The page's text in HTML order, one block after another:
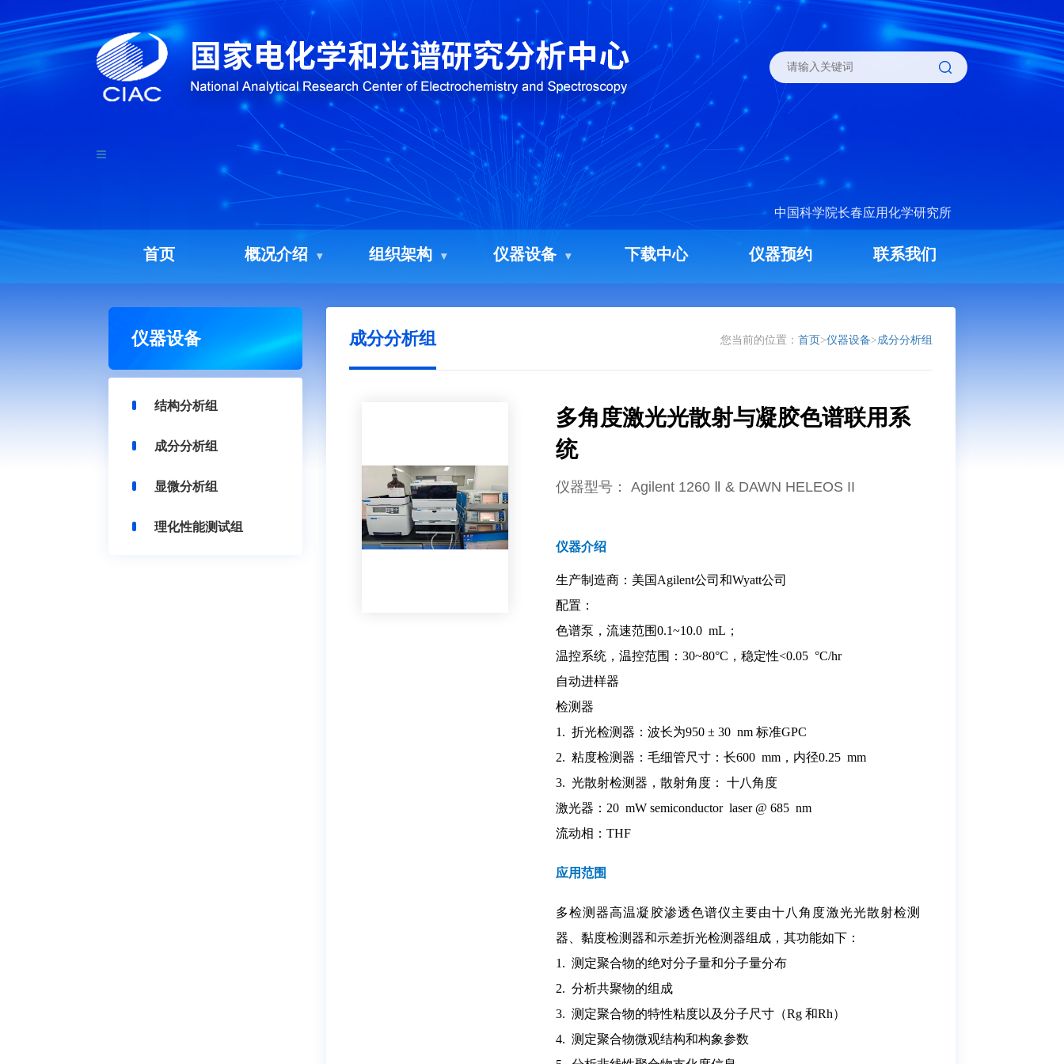
中国科学院长春应用化学研究所
首页 概况介绍 组织架构 仪器设备 下载中心 仪器预约 联系我们
仪器设备
结构分析组
成分分析组
显微分析组
理化性能测试组
成分分析组 您当前的位置： 首页>仪器设备>成分分析组
多角度激光光散射与凝胶色谱联用系
统
仪器型号 ： Agilent 1260 Ⅱ & DAWN HELEOS II
仪器介绍
生产制造商：美国Agilent公司和Wyatt公司
配置：
色谱泵，流速范围0.1~10.0 mL；
温控系统，温控范围：30~80°C，稳定性<0.05 °C/hr
自动进样器
检测器
1. 折光检测器：波长为950 ± 30 nm 标准GPC
2. 粘度检测器：毛细管尺寸：长600 mm，内径0.25 mm
3. 光散射检测器，散射角度： 十八角度
激光器：20 mW semiconductor laser @ 685 nm
流动相：THF
应用范围
多检测器高温凝胶渗透色谱仪主要由十八角度激光光散射检测
器、黏度检测器和示差折光检测器组成，其功能如下：
1. 测定聚合物的绝对分子量和分子量分布
2. 分析共聚物的组成
3. 测定聚合物的特性粘度以及分子尺寸（Rg 和Rh）
4. 测定聚合物微观结构和构象参数